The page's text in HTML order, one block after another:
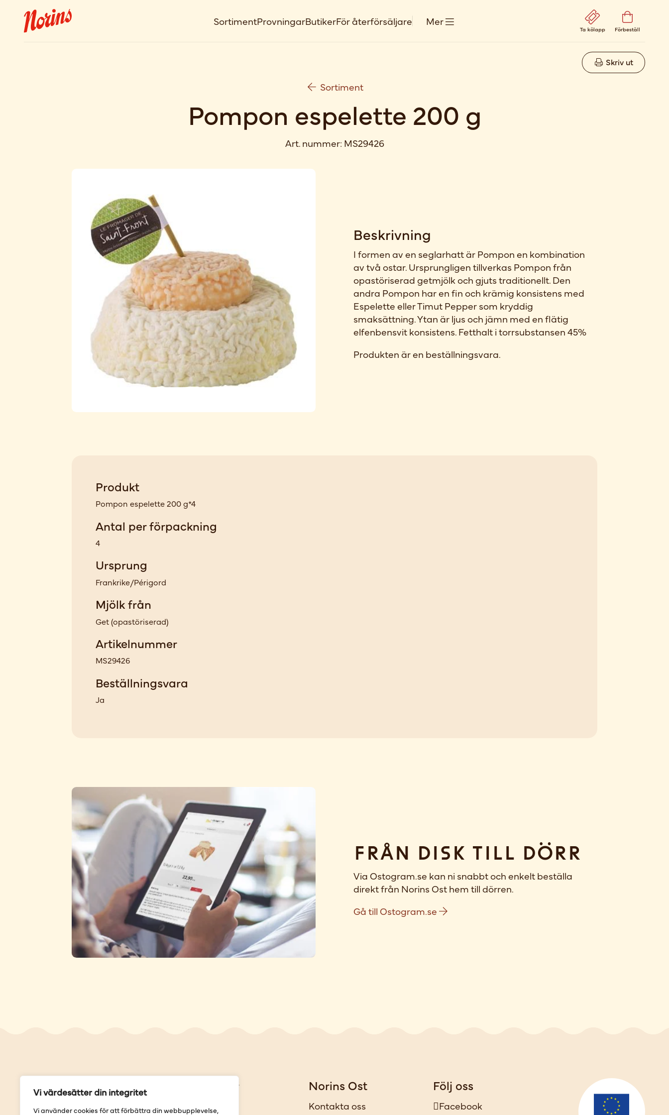
Vi värdesätter din integritet
Vi använder cookies för att förbättra din webbupplevelse,
SortimentProvningarButikerFör återförsäljare Mer
Ta kölapp Förbeställ
Skriv ut
Sortiment
Pompon espelette 200 g
Art. nummer: MS29426
Beskrivning
I formen av en seglarhatt är Pompon en kombination
av två ostar. Ursprungligen tillverkas Pompon från
opastöriserad getmjölk och gjuts traditionellt. Den
andra Pompon har en fin och krämig konsistens med
Espelette eller Timut Pepper som kryddig
smaksättning. Ytan är ljus och jämn med en flätig
elfenbensvit konsistens. Fetthalt i torrsubstansen 45%
Produkten är en beställningsvara.
Produkt
Pompon espelette 200 g*4
Antal per förpackning
4
Ursprung
Frankrike/Périgord
Mjölk från
Get(opastöriserad)
Artikelnummer
MS29426
Beställningsvara
Ja
Från disk till dörr
Via Ostogram.se kan ni snabbt och enkelt beställa
direkt från Norins Ost hem till dörren.
Gå till Ostogram.se
Genvägar
Våra butiker
Norins Ost
Kontakta oss
Följ oss
Facebook